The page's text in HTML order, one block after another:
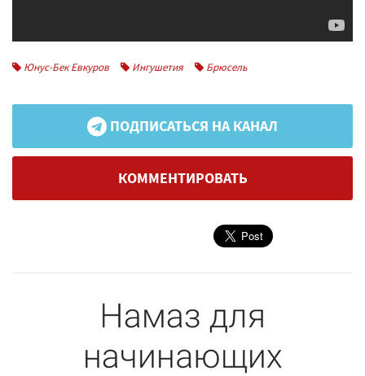
Юнус-Бек Евкуров Ингушетия Брюсель
ПОДПИСАТЬСЯ НА КАНАЛ
КОММЕНТИРОВАТЬ